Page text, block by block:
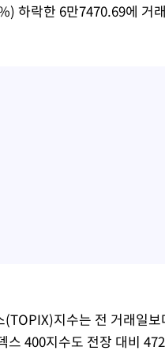
하락한 6만7470.69에 거
(TOPIX)지수는 전 거래일
스 400지수도 전장 대비